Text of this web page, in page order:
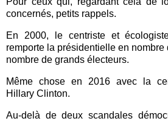
concernés, petits rappels.
En 2000, le centriste et
remporte la présidentielle en
nombre de grands électeurs.
Même chose en 2016 avec la
Hillary Clinton.
Au-delà de deux scandales